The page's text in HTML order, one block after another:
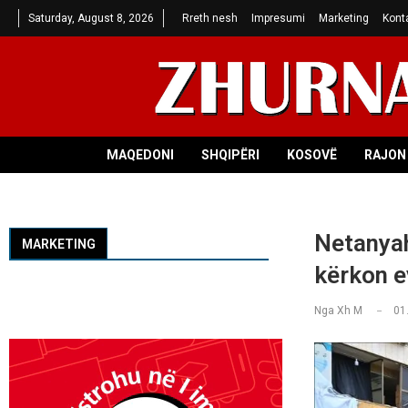
Saturday, August 8, 2026 Rreth nesh Impresumi Marketing
MAQEDONI SHQIPËRI KOSOVË
kërkon
Nga Xh M
MARKETING